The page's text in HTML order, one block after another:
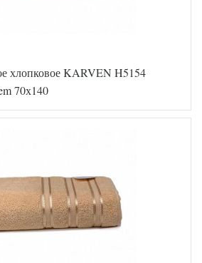
хлопковое KARVEN H5154
70х140